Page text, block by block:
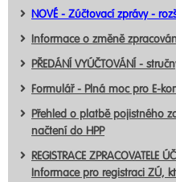
NOVÉ - Zúčtovací zprávy -
Informace o změně
PŘEDÁNÍ VYÚČTOVÁNÍ -
Formulář - Plná moc pro E-
Přehled o platbě pojistného
načtení do HPP
REGISTRACE ZPRACOVATELE
Informace pro registraci ZÚ,